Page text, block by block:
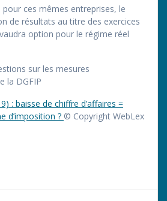
ces mêmes entreprises, le
de résultats au titre des exercices
option pour le régime réel
sur les mesures
la DGFIP
: baisse de chiffre d’affaires =
d’imposition ? © Copyright WebLex